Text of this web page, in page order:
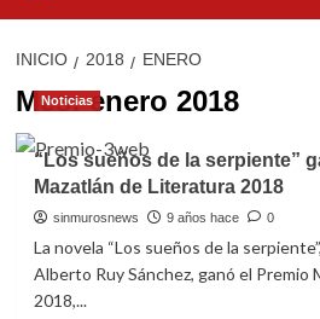
INICIO 2018 ENERO
Mes:enero 2018
Noticias
“Los sueños de la serpiente”
Mazatlán de Literatura 2018
sinmurosnews 9 años hace 0
La novela “Los sueños de la
Alberto Ruy Sánchez, ganó el Premio
2018,...